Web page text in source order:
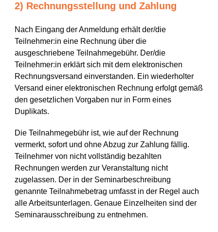
2) Rechnungsstellung und Zahlung
Nach Eingang der Anmeldung erhält der/die
Teilnehmer:in eine Rechnung über die
ausgeschriebene Teilnahmegebühr. Der/die
Teilnehmer:in erklärt sich mit dem elektronischen
Rechnungsversand einverstanden. Ein wiederholter
Versand einer elektronischen Rechnung erfolgt gemäß
den gesetzlichen Vorgaben nur in Form eines
Duplikats.
Die Teilnahmegebühr ist, wie auf der Rechnung
vermerkt, sofort und ohne Abzug zur Zahlung fällig.
Teilnehmer von nicht vollständig bezahlten
Rechnungen werden zur Veranstaltung nicht
zugelassen. Der in der Seminarbeschreibung
genannte Teilnahmebetrag umfasst in der Regel auch
alle Arbeitsunterlagen. Genaue Einzelheiten sind der
Seminarausschreibung zu entnehmen.